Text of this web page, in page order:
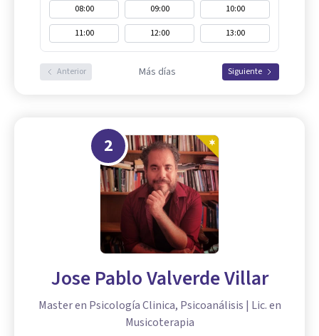
08:00 09:00
10:00
11:00
12:00 13:00
Anterior Más días Siguiente
2
Jose Pablo Valverde Villar
Master en Psicología Clinica, Psicoanálisis | Lic. en
Musicoterapia